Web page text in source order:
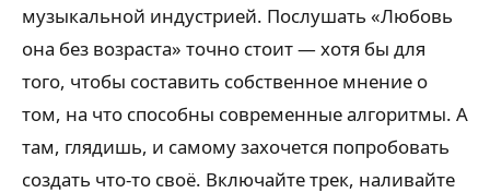
музыкальной индустрией. Послушать «Любовь
она без возраста» точно стоит — хотя бы для
того, чтобы составить собственное мнение о
том, на что способны современные алгоритмы. А
там, глядишь, и самому захочется попробовать
создать что-то своё. Включайте трек, наливайте